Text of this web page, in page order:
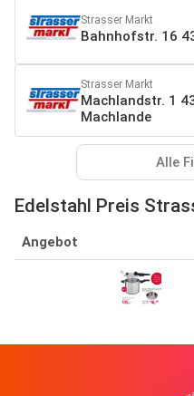
Strasser Markt
Bahnhofstr. 16
Strasser Markt
Machlandstr. 1
Machlande
Alle
Edelstahl Preis
Angebot